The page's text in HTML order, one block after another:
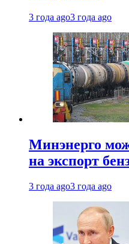
3 года ago3 года ago
Минэнерго
на экспорт
3 года ago3 года ago